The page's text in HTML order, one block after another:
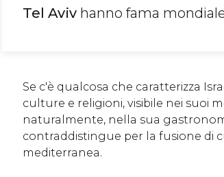
Tel Aviv hanno fama
Se c'è qualcosa che caratterizza
culture e religioni, visibile nei suoi
naturalmente, nella sua
contraddistingue per la fusione di
mediterranea.